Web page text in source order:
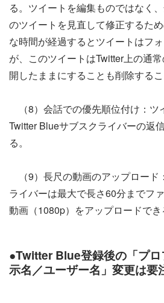
る。ツイートを編集ものではなく
のツイートを見直して修正するた
な時間が経過するとツイートはフ
が、このツイートはTwitter上の通
開したままにすることも削除するこ
（8）会話での優先順位付け：ツ
Twitter Blueサブスクライバーの返
る。
（9）長尺の動画のアップロード
ライバーは最大で長さ60分までフ
動画（1080p）をアップロードでき
●Twitter Blue登録後の「プ
示名／ユーザー名」変更は要